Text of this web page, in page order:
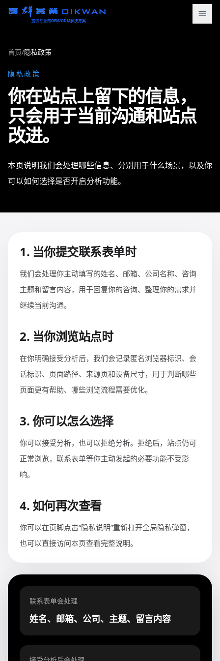
OIKWAN
提供专业的OEM/ODM解决方案
新闻资讯
下载中心
联系我们
English Türkçe
العربية
Deutsch Français
Português Español
ไทย
Italiano
首页/隐私政策
隐私政策
你在站点上留下的信息，
只会用于当前沟通和站点
改进。
本页说明我们会处理哪些信息、分别用于什么场景，以及你
可以如何选择是否开启分析功能。
1. 当你提交联系表单时
我们会处理你主动填写的姓名、邮箱、公司名称、咨询
主题和留言内容，用于回复你的咨询、整理你的需求并
继续当前沟通。
2. 当你浏览站点时
在你明确接受分析后，我们会记录匿名浏览器标识、会
话标识、页面路径、来源页和设备尺寸，用于判断哪些
页面更有帮助、哪些浏览流程需要优化。
3. 你可以怎么选择
你可以接受分析，也可以拒绝分析。拒绝后，站点仍可
正常浏览，联系表单等你主动发起的必要功能不受影
响。
4. 如何再次查看
你可以在页脚点击“隐私说明”重新打开全局隐私弹窗，
也可以直接访问本页查看完整说明。
联系表单会处理
姓名、邮箱、公司、主题、留言内容